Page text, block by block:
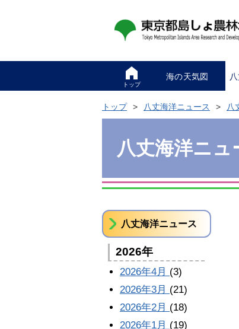
トップ
海の天気図
トップ 八丈海洋ニュース 八
八丈海洋ニュ
八丈海洋ニュース
2026年
2026年4月 (3)
2026年3月 (21)
2026年2月 (18)
2026年1月 (19)